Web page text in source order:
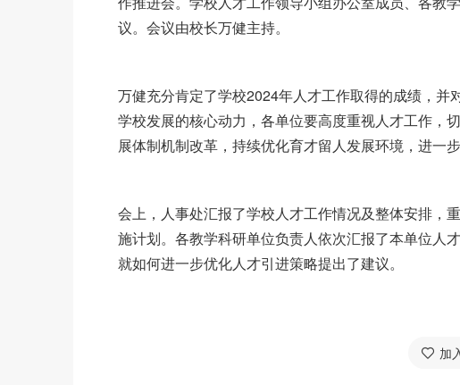
议。会议由校长万健主持。
万健充分肯定了学校2024年人才工作取得的成绩，
学校发展的核心动力，各单位要高度重视人才工作，
展体制机制改革，持续优化育才留人发展环境，进一
会上，人事处汇报了学校人才工作情况及整体安排，
施计划。各教学科研单位负责人依次汇报了本单位人
就如何进一步优化人才引进策略提出了建议。
加